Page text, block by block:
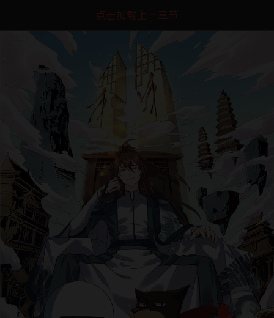
点击加载上一章节